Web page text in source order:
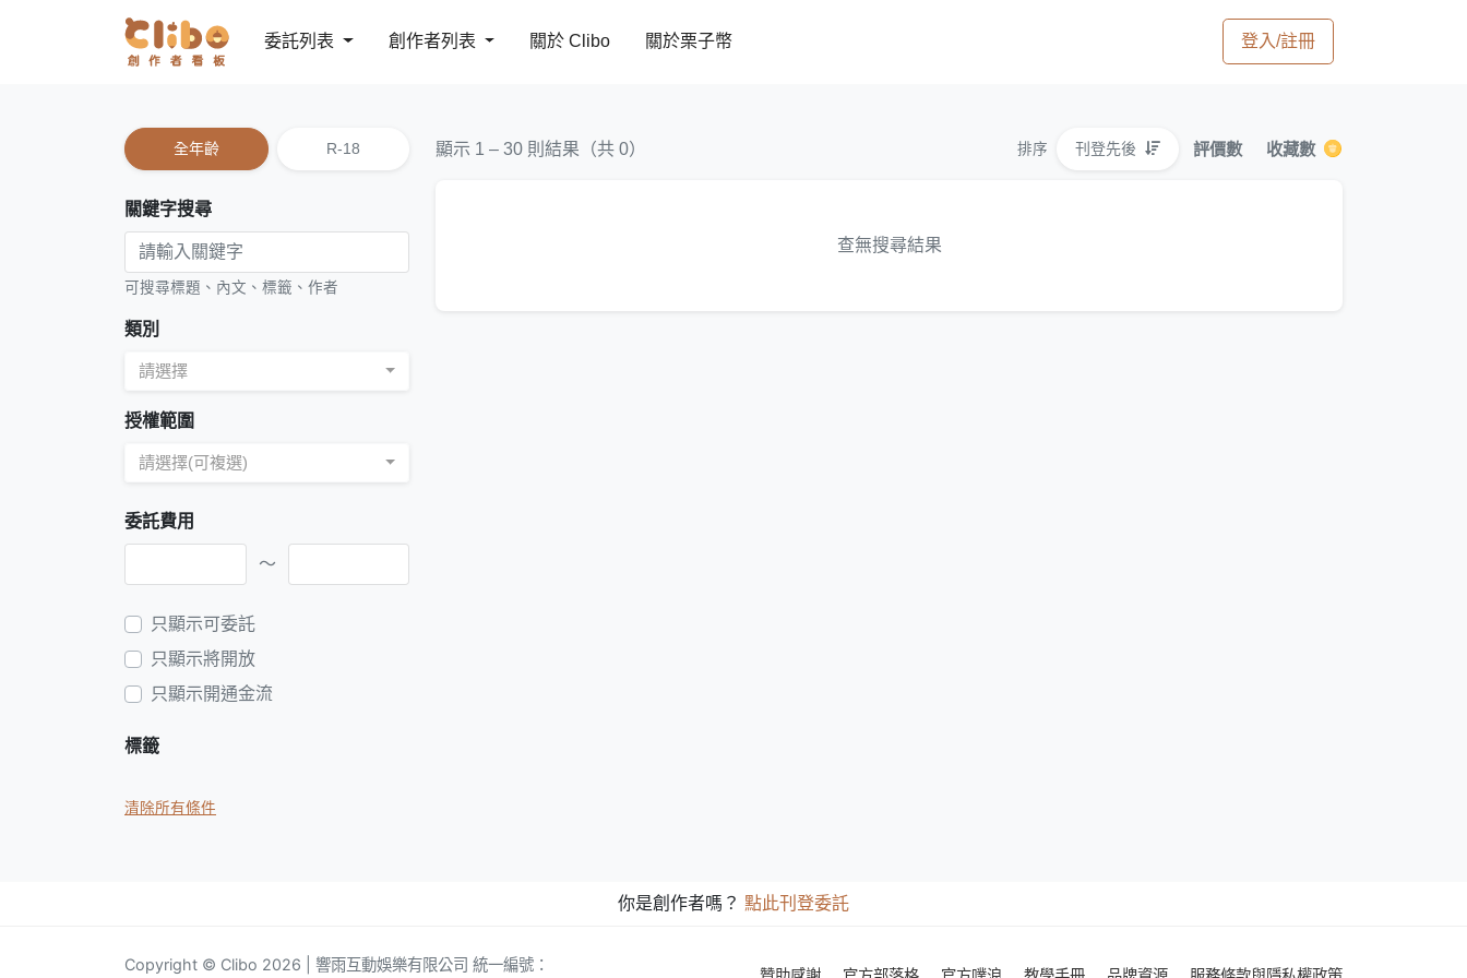
委託列表 創作者列表 關於 Clibo 關於栗子幣 登入/註冊
全年齡 R-18
關鍵字搜尋
可搜尋標題、內文、標籤、作者
類別
請選擇
授權範圍
請選擇(可複選)
委託費用
～
只顯示可委託
只顯示將開放
只顯示開通金流
標籤
清除所有條件
顯示 1 – 30 則結果（共 0） 排序 刊登先後 評價數 收藏數
查無搜尋結果
你是創作者嗎？ 點此刊登委託
Copyright © Clibo 2026 | 響雨互動娛樂有限公司 統一編號：